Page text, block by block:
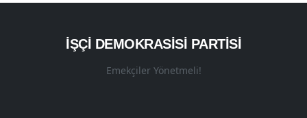
İŞÇI DEMOKRASISI PARTISI
Emekçiler Yönetmeli!